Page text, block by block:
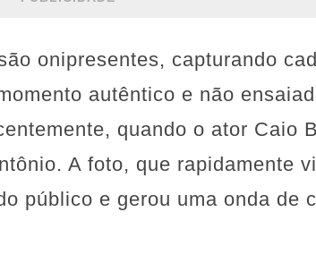
onipresentes, capturando
autêntico e não
quando o ator Caio
A foto, que rapidamente
público e gerou uma onda de